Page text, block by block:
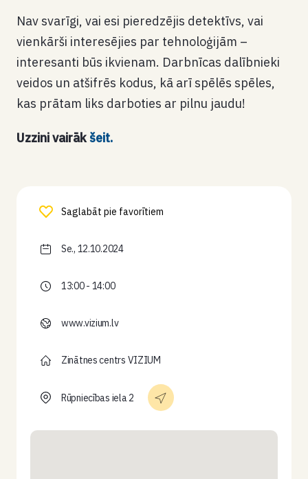
Nav svarīgi, vai esi pieredzējis detektīvs, vai
vienkārši interesējies par tehnoloģijām –
interesanti būs ikvienam. Darbnīcas dalībnieki
veidos un atšifrēs kodus, kā arī spēlēs spēles,
kas prātam liks darboties ar pilnu jaudu!
Uzzini vairākšeit.
Saglabāt pie favorītiem
Se., 12.10.2024
13:00 - 14:00
www.vizium.lv
Zinātnes centrs VIZIUM
Rūpniecības iela 2